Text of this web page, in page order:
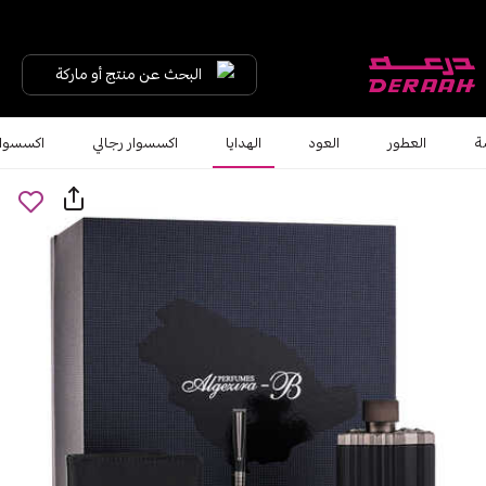
البحث عن منتج أو ماركة
العطور العود الهدايا اكسسوار رجالي